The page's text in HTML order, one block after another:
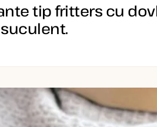
tip fritters cu